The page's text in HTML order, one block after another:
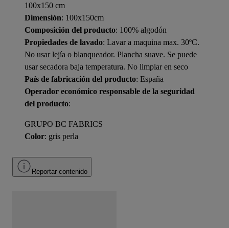
100x150 cm
Dimensión: 100x150cm
Composición del producto: 100% algodón
Propiedades de lavado: Lavar a maquina max. 30ºC.
No usar lejía o blanqueador. Plancha suave. Se puede
usar secadora baja temperatura. No limpiar en seco
País de fabricación del producto: España
Operador económico responsable de la seguridad
del producto:
GRUPO BC FABRICS
Color: gris perla
Reportar contenido